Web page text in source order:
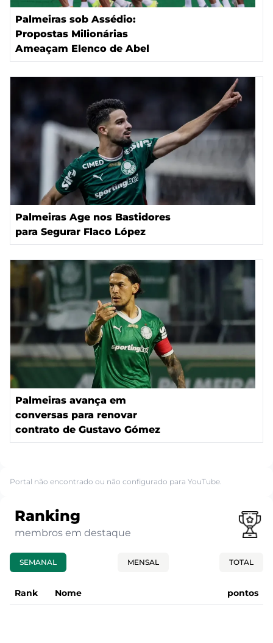
Palmeiras sob Assédio:
Propostas Milionárias
Ameaçam Elenco de Abel
Palmeiras Age nos Bastidores
para Segurar Flaco López
Palmeiras avança em
conversas para renovar
contrato de Gustavo Gómez
Portal não encontrado ou não configurado para YouTube.
Ranking
membros em destaque
SEMANAL MENSAL TOTAL
Rank Nome pontos